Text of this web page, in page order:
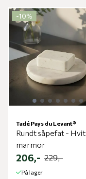
-10%
Tadé Pays du Levant®
Rundt såpefat - Hvit
marmor
206,- 229,-
På lager